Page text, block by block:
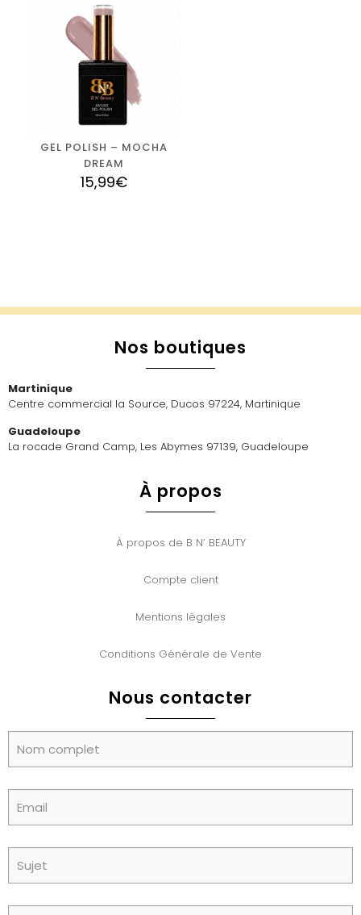
GEL POLISH – MOCHA
DREAM
15,99€
Nos boutiques
Martinique
Centre commercial la Source, Ducos 97224, Martinique
Guadeloupe
La rocade Grand Camp, Les Abymes 97139, Guadeloupe
À propos
À propos de B N’ BEAUTY
Compte client
Mentions légales
Conditions Générale de Vente
Nous contacter